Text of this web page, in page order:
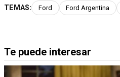
TEMAS: Ford Ford Argentina